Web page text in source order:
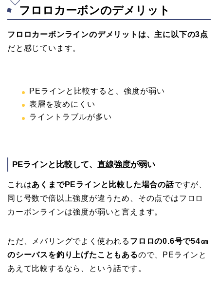
フロロカーボンのデメリット
フロロカーボンラインのデメリットは、主に以下の3点
だと感じています。
PEラインと比較すると、強度が弱い
表層を攻めにくい
ライントラブルが多い
PEラインと比較して、直線強度が弱い
これはあくまでPEラインと比較した場合の話ですが、
同じ号数で倍以上強度が違うため、その点ではフロロ
カーボンラインは強度が弱いと言えます。
ただ、メバリングでよく使われる フロロの0.6号で54㎝
のシーバスを釣り上げたこともあるので、PEラインと
あえて比較するなら、という話です。